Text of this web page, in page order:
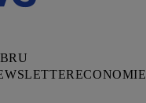
ECONOMIE